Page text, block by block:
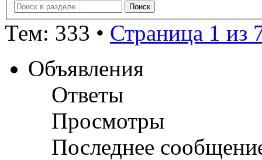
Тем: 333 • Страница 1 из
Объявления
Ответы
Просмотры
Последнее